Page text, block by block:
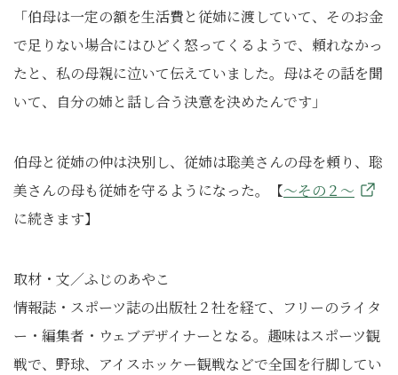
「伯母は一定の額を生活費と従姉に渡していて、そのお金
で足りない場合にはひどく怒ってくるようで、頼れなかっ
たと、私の母親に泣いて伝えていました。母はその話を聞
いて、自分の姉と話し合う決意を決めたんです」
伯母と従姉の仲は決別し、従姉は聡美さんの母を頼り、聡
美さんの母も従姉を守るようになった。【～その２～
に続きます】
取材・文／ふじのあやこ
情報誌・スポーツ誌の出版社２社を経て、フリーのライタ
ー・編集者・ウェブデザイナーとなる。趣味はスポーツ観
戦で、野球、アイスホッケー観戦などで全国を行脚してい